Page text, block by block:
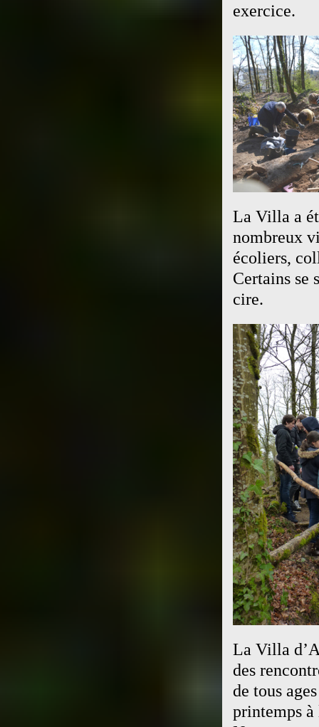
exercice.
La Villa a
nombreux
écoliers,
Certains se
cire.
La Villa
des
de tous
printemps